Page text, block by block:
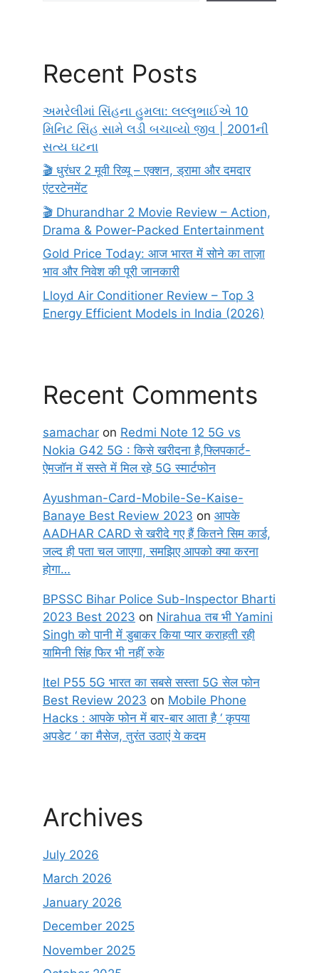
Recent Posts
અમરેલીમાં સિંહના હુમલા: લલ્લુભાઈએ 10
મિનિટ સિંહ સામે લડી બચાવ્યો જીવ | 2001ની
સત્ય ઘટના
🎬 धुरंधर 2 मूवी रिव्यू – एक्शन, ड्रामा और दमदार
एंटरटेनमेंट
🎬 Dhurandhar 2 Movie Review – Action,
Drama & Power-Packed Entertainment
Gold Price Today: आज भारत में सोने का ताज़ा
भाव और निवेश की पूरी जानकारी
Lloyd Air Conditioner Review – Top 3
Energy Efficient Models in India (2026)
Recent Comments
samachar on Redmi Note 12 5G vs
Nokia G42 5G : किसे खरीदना है,फ्लिपकार्ट-
ऐमजॉन में सस्ते में मिल रहे 5G स्मार्टफोन
Ayushman-Card-Mobile-Se-Kaise-
Banaye Best Review 2023 on आपके
AADHAR CARD से खरीदे गए हैं कितने सिम कार्ड,
जल्द ही पता चल जाएगा, समझिए आपको क्या करना
होगा…
BPSSC Bihar Police Sub-Inspector Bharti
2023 Best 2023 on Nirahua तब भी Yamini
Singh को पानी में डुबाकर किया प्यार कराहती रही
यामिनी सिंह फिर भी नहीं रुके
Itel P55 5G भारत का सबसे सस्ता 5G सेल फोन
Best Review 2023 on Mobile Phone
Hacks : आपके फोन में बार-बार आता है ‘ कृपया
अपडेट ‘ का मैसेज, तुरंत उठाएं ये कदम
Archives
July 2026
March 2026
January 2026
December 2025
November 2025